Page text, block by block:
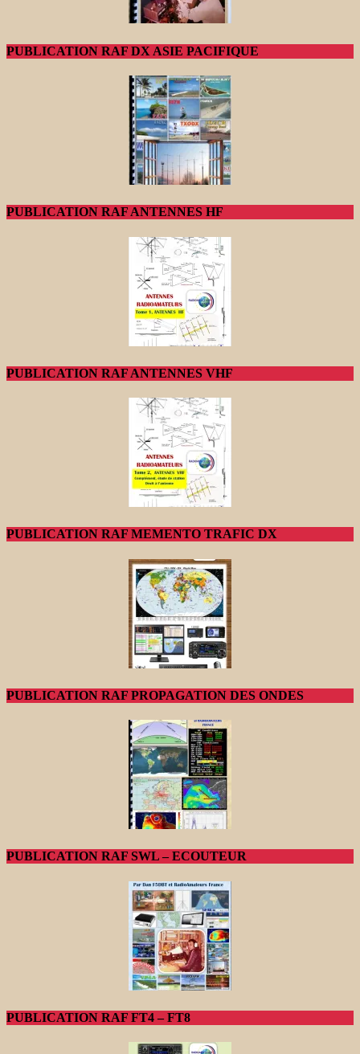
PUBLICATION RAF DX ASIE PACIFIQUE
PUBLICATION RAF ANTENNES HF
PUBLICATION RAF ANTENNES VHF
PUBLICATION RAF MEMENTO TRAFIC DX
PUBLICATION RAF PROPAGATION DES ONDES
PUBLICATION RAF SWL – ECOUTEUR
PUBLICATION RAF FT4 – FT8